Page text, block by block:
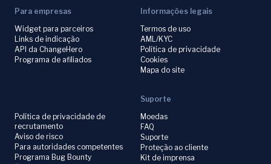
Para empresas
Widget para parceiros
Links de indicação
API da ChangeHero
Programa de afiliados
Informações legais
Termos de uso
AML/KYC
Política de privacidade
Cookies
Mapa do site
Política de privacidade de
recrutamento
Aviso de risco
Para autoridades competentes
Programa Bug Bounty
Suporte
Moedas
FAQ
Suporte
Proteção ao cliente
Kit de imprensa